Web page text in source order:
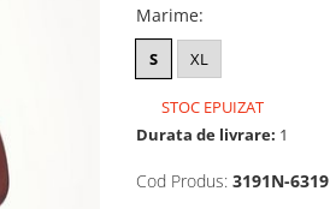
Marime:
S XL
STOC EPUIZAT
Durata de livrare: 1
Cod Produs: 3191N-6319